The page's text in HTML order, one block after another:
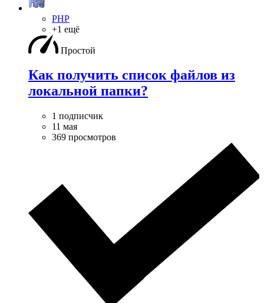
PHP
+1 ещё
Простой
Как получить список файлов из
локальной папки?
1 подписчик
11 мая
369 просмотров